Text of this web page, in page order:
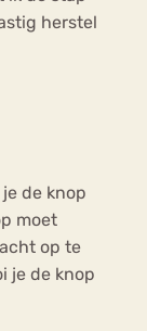
herstel
de knop
moet
op te
je de knop